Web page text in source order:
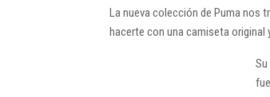
La nueva colección de Puma nos
hacerte con una camiseta original